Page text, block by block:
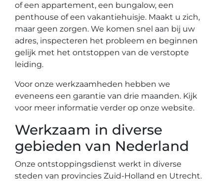
of een appartement, een bungalow, een
penthouse of een vakantiehuisje. Maakt u zich,
maar geen zorgen. We komen snel aan bij uw
adres, inspecteren het probleem en beginnen
gelijk met het ontstoppen van de verstopte
leiding.
Voor onze werkzaamheden hebben we
eveneens een garantie van drie maanden. Kijk
voor meer informatie verder op onze website.
Werkzaam in diverse
gebieden van Nederland
Onze ontstoppingsdienst werkt in diverse
steden van provincies Zuid-Holland en Utrecht.